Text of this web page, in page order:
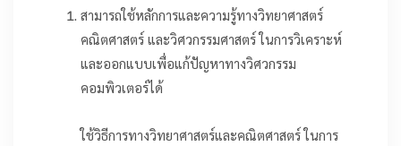
สามารถใช้หลักการและความรู้ทางวิทยาศาสตร์
คณิตศาสตร์ และวิศวกรรมศาสตร์ ในการวิเคราะห์
และออกแบบเพื่อแก้ปัญหาทางวิศวกรรม
คอมพิวเตอร์ได้
ใช้วิธีการทางวิทยาศาสตร์และคณิตศาสตร์ ในการ